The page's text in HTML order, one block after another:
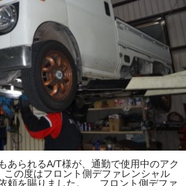
あられるA/T様が、通勤で使用中のアク
の度はフロント側デファレンシャル
頼を賜りました。 フロント側デファ